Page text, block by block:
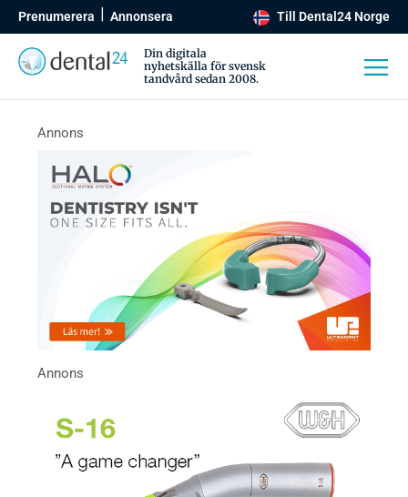
Prenumerera Annonsera Till Dental24 Norge
Din digitala
nyhetskälla för svensk
tandvård sedan 2008.